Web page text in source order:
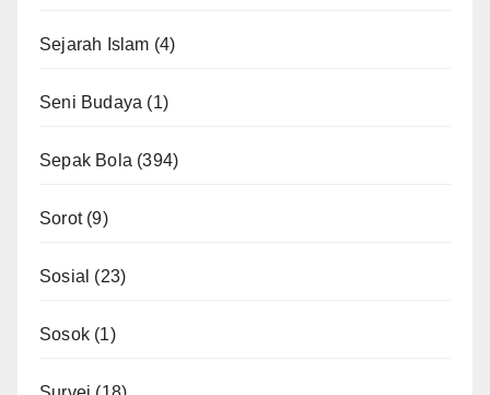
Sejarah Islam (4)
Seni Budaya (1)
Sepak Bola (394)
Sorot(9)
Sosial (23)
Sosok (1)